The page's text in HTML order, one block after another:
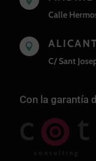
Calle

C/ Sant
Con la garantía